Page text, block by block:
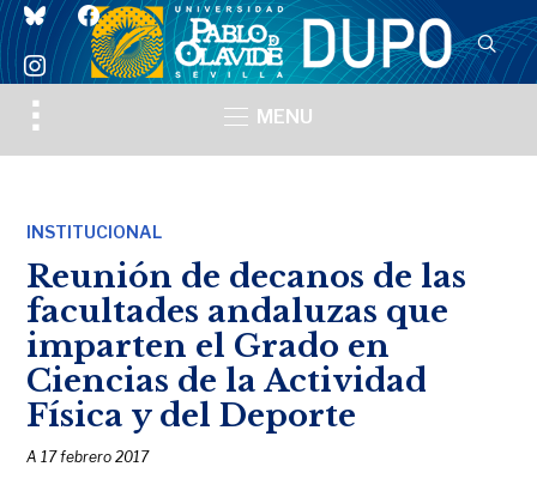
blueskyfacebook
instagram
Toggle
sidebar
MENU
INSTITUCIONAL
Reunión de decanos de las
facultades andaluzas que
imparten el Grado en
Ciencias de la Actividad
Física y del Deporte
A17 febrero 2017